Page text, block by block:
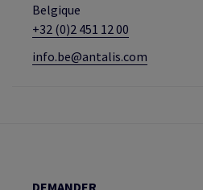
Belgique
+32 (0)2 451 12 00
info.be@antalis.com